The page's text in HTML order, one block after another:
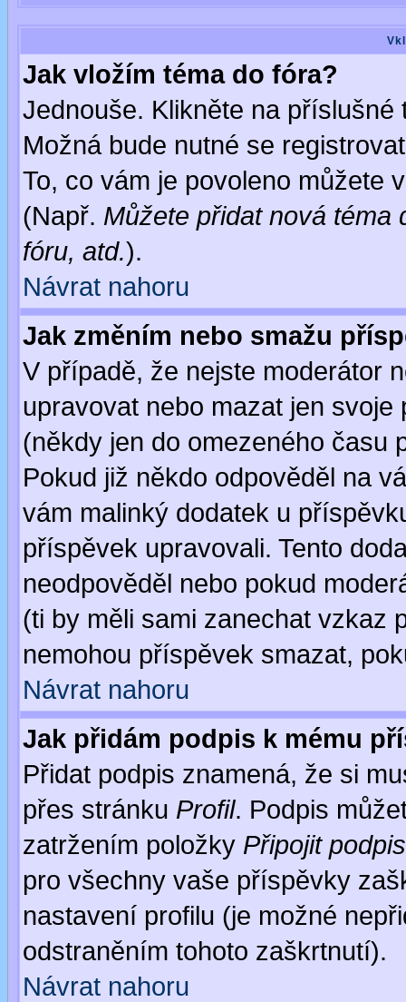
Jak vložím téma do fóra?
Jednouše. Klikněte na
Možná bude nutné se
To, co vám je povoleno můžete
(Např. Můžete přidat nová téma
fóru, atd.).
Návrat nahoru
Jak změním nebo smažu
V případě, že nejste moderátor
upravovat nebo mazat jen
(někdy jen do omezeného
Pokud již někdo odpověděl na
vám malinký dodatek u
příspěvek upravovali. Tento
neodpověděl nebo pokud
(ti by měli sami zanechat vzkaz
nemohou příspěvek smazat,
Návrat nahoru
Jak přidám podpis k mému
Přidat podpis znamená, že si
přes stránku Profil. Podpis
zatržením položky Připojit podpis
pro všechny vaše příspěvky
nastavení profilu (je možné
odstraněním tohoto zaškrtnutí).
Návrat nahoru